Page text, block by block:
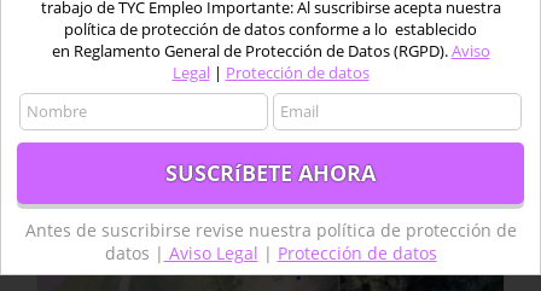
trabajo de TYC Empleo Importante: Al suscribirse acepta nuestra
política de protección de datos conforme a lo establecido
en Reglamento General de Protección de Datos (RGPD).Aviso
Legal| Protección de datos
Antes de suscribirse revise nuestra política de protección de
datos | Aviso Legal | Protección de datos